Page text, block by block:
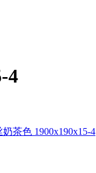
4
茶色 1900x190x15-4